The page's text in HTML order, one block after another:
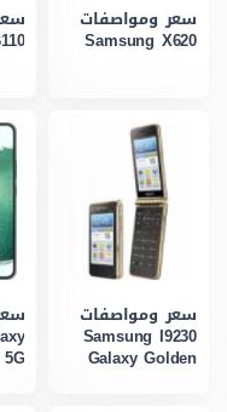
سعر ومواصفات
Samsung X620
سعر ومواصفات
Samsung I9230
Galaxy Golden